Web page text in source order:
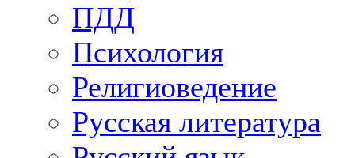
ПДД
Психология
Религиоведение
Русская литература